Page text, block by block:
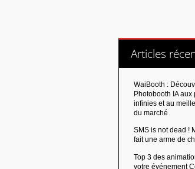
Articles
WaiBooth :
Photobooth IA aux
infinies et au
du marché
SMS is not dead !
fait une arme de
Top 3 des
votre événement